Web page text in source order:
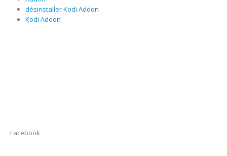
désinstaller Kodi Addon
Kodi Addon
Facebook